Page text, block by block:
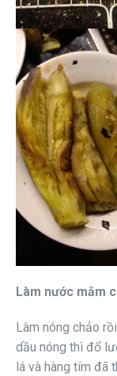
Làm nước mắm
Làm nóng chảo
dầu nóng thì đổ
lá và hàng tím đã